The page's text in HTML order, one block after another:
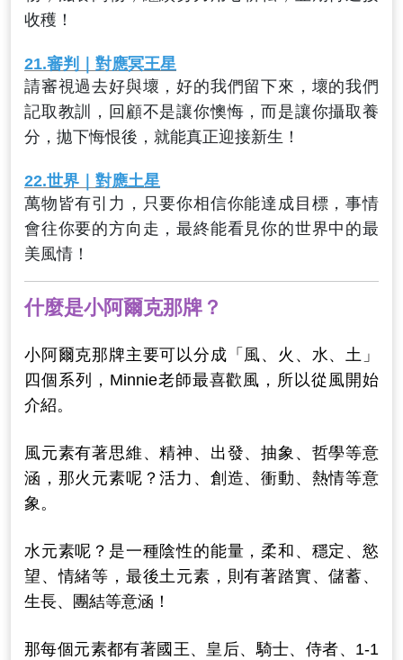
收穫！
21.審判
｜對應冥王星
請審視過去好與壞，好的我們留下來，壞的我們
記取教訓，回顧不是讓你懊悔，而是讓你攝取養
分，拋下悔恨後，就能真正迎接新生！
22.世界 ｜對應土星
萬物皆有引力，只要你相信你能達成目標，事情
會往你要的方向走，最終能看見你的世界中的最
美風情！
什麼是小阿爾克那牌？
小阿爾克那牌主要可以分成「風、火、水、土」
四個系列，Minnie老師最喜歡風，所以從風開始
介紹。
風元素有著思維、精神、出發、抽象、哲學等意
涵 ，那火元素呢？活力、創造、衝動、熱情等意
象。
水元素呢？是一種陰性的能量，柔和、穩定、慾
望、情緒等，最後土元素，則有著踏實、儲蓄、
生長、團結等意涵！
那每個元素都有著國王、皇后、騎士、侍者、1-1